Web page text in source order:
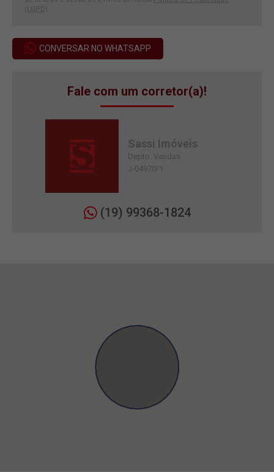
(LGPD)
CONVERSAR NO WHATSAPP
Fale com um corretor(a)!
Sassi Imóveis
Depto. Vendas
J-04970/1
(19) 99368-1824